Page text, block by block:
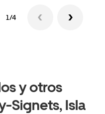
1/4
y otros
Signets, Isla